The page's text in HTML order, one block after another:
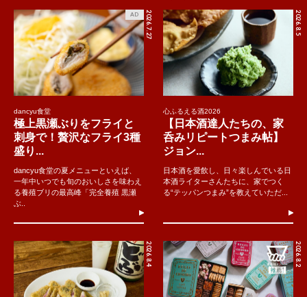
2026.7.27
AD
dancyu食堂
極上黒瀬ぶりをフライと
刺身で！贅沢なフライ3種
盛り...
dancyu食堂の夏メニューといえば、
一年中いつでも旬のおいしさを味わえ
る養殖ブリの最高峰「完全養殖 黒瀬
ぶ..
2026.8.5
心ふるえる酒2026
【日本酒達人たちの、家
呑みリピートつまみ帖】
ジョン...
日本酒を愛飲し、日々楽しんでいる日
本酒ライターさんたちに、家でつく
る“テッパンつまみ”を教えていただ...
2026.8.4 2026.8.2